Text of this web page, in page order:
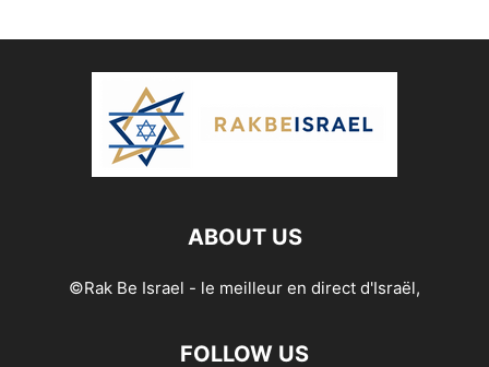
ABOUT US
©Rak Be Israel - le meilleur en direct d'Israël,
FOLLOW US